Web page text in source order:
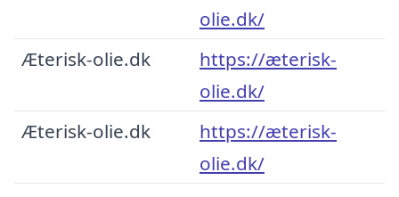
olie.dk/
Æterisk-olie.dk
https://æterisk-
olie.dk/
Æterisk-olie.dk
https://æterisk-
olie.dk/